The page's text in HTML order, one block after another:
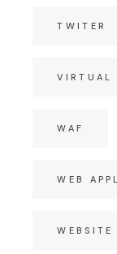
TWITER
VIRTUAL
WAF
WEB
WEBSITE